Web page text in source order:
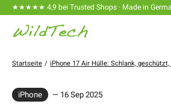
★★★★★ 4,9 bei Trusted Shops · Made in
Startseite / iPhone 17 Air Hülle: Schlank,
iPhone — 16 Sep 2025